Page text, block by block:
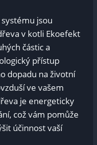
jsou
v kotli Ekoefekt
částic a
přístup
dopadu na životní
ve vašem
je energeticky
což vám pomůže
účinnost vaší